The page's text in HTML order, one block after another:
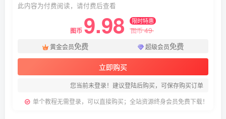
此内容为付费阅读，请付费后查看
图币 9.98 限时特惠
图币49
黄金会员免费 超级会员免费
立即购买
您当前未登录！建议登陆后购买，可保存购买订单
单个教程无需登录，可以直接购买；全站资源终身会员免费下载！